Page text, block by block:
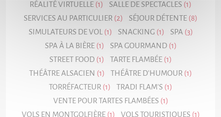
RÉALITÉ VIRTUELLE (1) SALLE DE SPECTACLES (1)
SERVICES AU PARTICULIER (2) SÉJOUR DÉTENTE (8)
SIMULATEURS DE VOL (1) SNACKING (1) SPA (3)
SPA À LA BIÈRE (1) SPA GOURMAND (1)
STREET FOOD (1) TARTE FLAMBÉE (1)
THÉÂTRE ALSACIEN (1) THÉÂTRE D'HUMOUR (1)
TORRÉFACTEUR (1) TRADI FLAM'S (1)
VENTE POUR TARTES FLAMBÉES (1)
VOLS EN MONTGOLFIÈRE (1) VOLS TOURISTIQUES (1)